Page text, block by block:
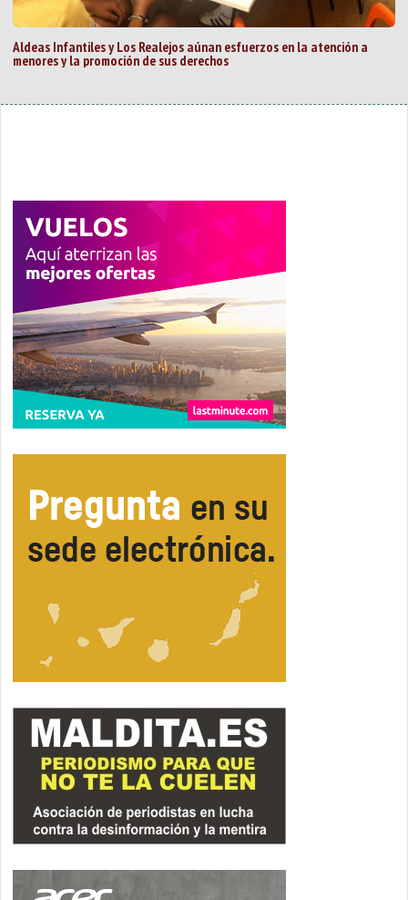
Aldeas Infantiles y Los Realejos aúnan esfuerzos en la atención a
menores y la promoción de sus derechos